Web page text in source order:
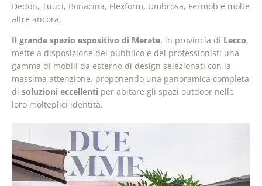
Dedon, Tuuci, Bonacina, Flexform, Umbrosa, Fermob e molte
altre ancora.
Il grande spazio espositivo di Merate, in provincia di Lecco,
mette a disposizione del pubblico e dei professionisti una
gamma di mobili da esterno di design selezionati con la
massima attenzione, proponendo una panoramica completa
di soluzioni eccellenti per abitare gli spazi outdoor nelle
loro molteplici identità.